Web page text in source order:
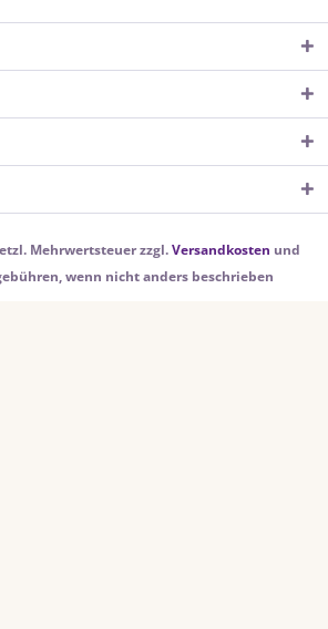
Mehrwertsteuer zzgl.Versandkosten und
wenn nicht anders beschrieben